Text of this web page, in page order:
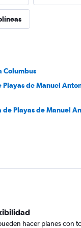
Columbus
Playas de Manuel
de Playas de Manuel
hacer planes con